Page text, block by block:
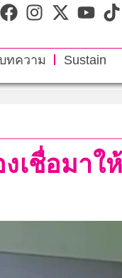
ทความ Sustain
งเชื่อมา